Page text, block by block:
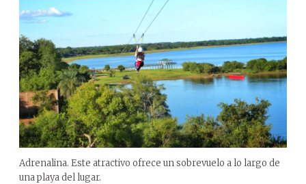
Adrenalina. Este atractivo ofrece un sobrevuelo a lo largo de
una playa del lugar.